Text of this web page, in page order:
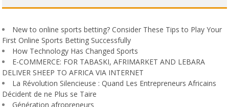
New to online sports betting? Consider These Tips to Play Your
First Online Sports Betting Successfully
How Technology Has Changed Sports
E-COMMERCE: FOR TABASKI, AFRIMARKET AND LEBARA
DELIVER SHEEP TO AFRICA VIA INTERNET
La Révolution Silencieuse : Quand Les Entrepreneurs Africains
Décident de ne Plus se Taire
Génération afropreneurs